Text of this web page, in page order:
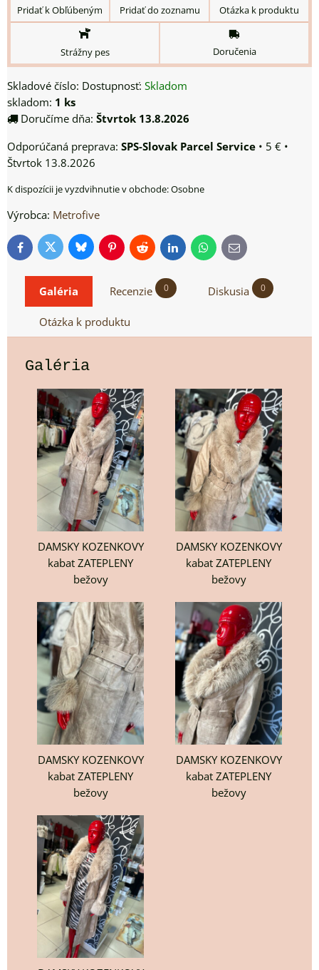
Pridať k Obľúbeným Pridať do zoznamu Otázka k produktu
Strážny pes Doručenia
Skladové číslo: Dostupnosť: Skladom
skladom: 1 ks
Doručíme dňa: Štvrtok 13.8.2026
SPS-Slovak Parcel Service • 5 € •
Štvrtok 13.8.2026
Osobne
Výrobca: Metrofive
FacebookTwitterBlueskyPinterestReddit LinkedInWhatsApp
E-
mail
Galéria Recenzie 0 Diskusia 0
Otázka k produktu
Galéria
DAMSKY KOZENKOVY
kabat ZATEPLENY
bežovy
DAMSKY KOZENKOVY
kabat ZATEPLENY
bežovy
DAMSKY KOZENKOVY
kabat ZATEPLENY
bežovy
DAMSKY KOZENKOVY
kabat ZATEPLENY
bežovy